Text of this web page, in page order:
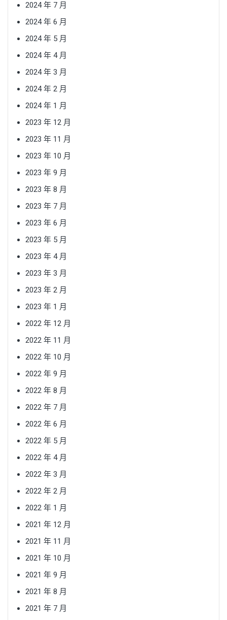
2024 年 7 月
2024 年 6 月
2024 年 5 月
2024 年 4 月
2024 年 3 月
2024 年 2 月
2024 年 1 月
2023 年 12 月
2023 年 11 月
2023 年 10 月
2023 年 9 月
2023 年 8 月
2023 年 7 月
2023 年 6 月
2023 年 5 月
2023 年 4 月
2023 年 3 月
2023 年 2 月
2023 年 1 月
2022 年 12 月
2022 年 11 月
2022 年 10 月
2022 年 9 月
2022 年 8 月
2022 年 7 月
2022 年 6 月
2022 年 5 月
2022 年 4 月
2022 年 3 月
2022 年 2 月
2022 年 1 月
2021 年 12 月
2021 年 11 月
2021 年 10 月
2021 年 9 月
2021 年 8 月
2021 年 7 月